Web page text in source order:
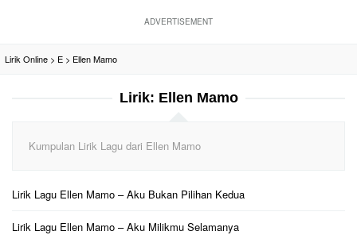
ADVERTISEMENT
Lirik Online > E > Ellen Mamo
Lirik: Ellen Mamo
Kumpulan Lirik Lagu dari Ellen Mamo
Lirik Lagu Ellen Mamo – Aku Bukan Pilihan Kedua
Lirik Lagu Ellen Mamo – Aku Milikmu Selamanya